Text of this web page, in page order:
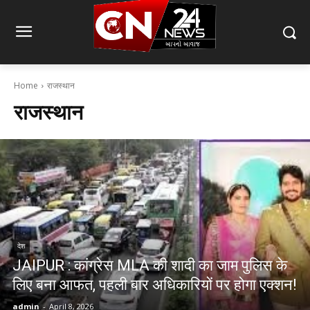
Home राजस्थान
राजस्थान
देश
JAIPUR : कांग्रेस MLA की शादी का जाम पुलिस के
लिए बना आफत, पहली बार अधिकारियों पर होगा एक्शन!
admin - April 8, 2026